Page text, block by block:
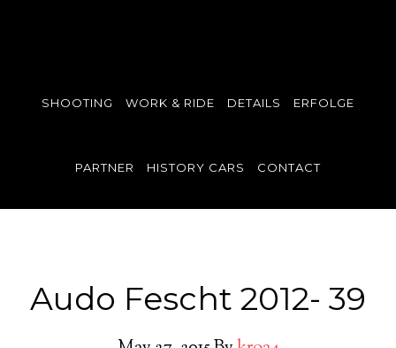
SHOOTING WORK & RIDE DETAILS ERFOLGE
PARTNER HISTORY CARS CONTACT
Audo Fescht 2012- 39